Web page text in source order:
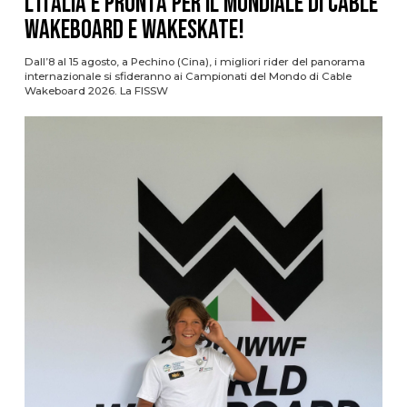
Wakeboard e Wakeskate!
Dall’8 al 15 agosto, a Pechino (Cina), i migliori rider del panorama
internazionale si sfideranno ai Campionati del Mondo di Cable
Wakeboard 2026. La FISSW